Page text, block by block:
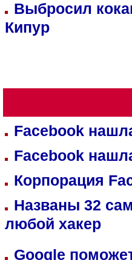
Выбросил
Кипур
Facebook
Facebook
Корпорация
Названы 32
любой хакер
Google